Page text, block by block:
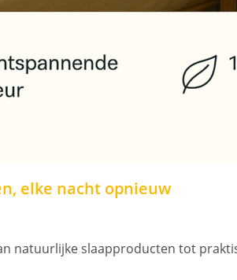
elke nacht opnieuw
natuurlijke slaapproducten tot